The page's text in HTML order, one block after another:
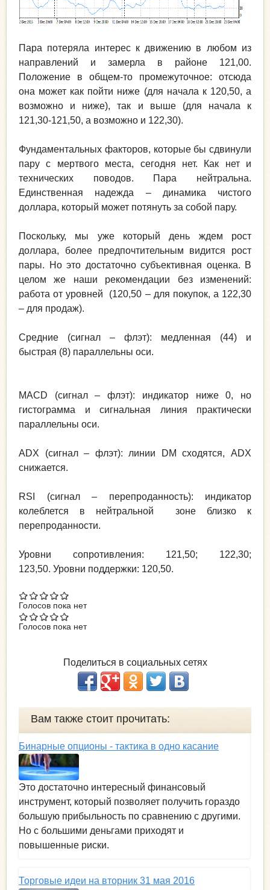
Пара потеряла интерес к движению в любом из
направлений и замерла в районе 121,00.
Положение в общем-то промежуточное: отсюда
она может как пойти ниже (для начала к 120,50, а
возможно и ниже), так и выше (для начала к
121,30-121,50, а возможно и 122,30).
Фундаментальных факторов, которые бы сдвинули
пару с мертвого места, сегодня нет. Как нет и
технических поводов. Пара нейтральна.
Единственная надежда – динамика чистого
доллара, который может потянуть за собой пару.
Поскольку, мы уже который день ждем рост
доллара, более предпочтительным видится рост
пары. Но это достаточно субъективная оценка. В
целом же наши рекомендации без изменений:
работа от уровней (120,50 – для покупок, а 122,30
– для продаж).
Средние (сигнал – флэт): медленная (44) и
быстрая (8) параллельны оси.
MACD (сигнал – флэт): индикатор ниже 0, но
гистограмма и сигнальная линия практически
параллельны оси.
ADX (сигнал – флэт): линии DM сходятся, ADX
снижается.
RSI (сигнал – перепроданность): индикатор
колеблется в нейтральной зоне близко к
перепроданности.
Уровни сопротивления: 121,50; 122,30;
123,50. Уровни поддержки: 120,50.
Голосов пока нет
Голосов пока нет
Поделиться в социальных сетях
Вам также стоит прочитать:
Бинарные опционы - тактика в одно касание
Это достаточно интересный финансовый
инструмент, который позволяет получить гораздо
большую прибыльность по сравнению с другими.
Но с большими деньгами приходят и
повышенные риски.
Торговые идеи на вторник 31 мая 2016